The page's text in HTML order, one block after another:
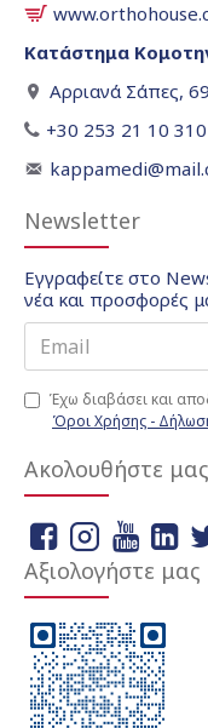
Κατάστημα
Αρριανά Σάπες,
+30 253 21 10 310
Newsletter
Εγγραφείτε στο
νέα και προσφορές
Έχω διαβάσει και
Όροι Χρήσης -
Ακολουθήστε μας
Αξιολογήστε μας